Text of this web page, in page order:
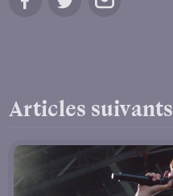
Articles suivants